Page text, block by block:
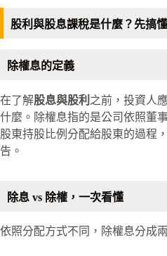
股利與股息課稅是什麼？先搞
除權息的定義
在了解股息與股利 之前，投資人
什麼。除權息指的是公司依照董
股東持股比例分配給股東的過程
告。
除息 vs 除權，一次看懂
依照分配方式不同，除權息分成兩